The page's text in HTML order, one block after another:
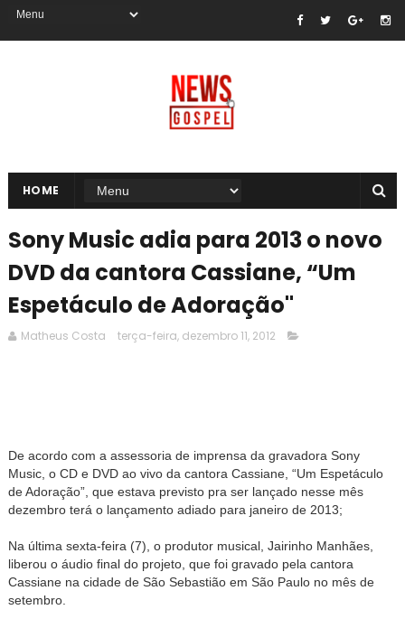
HOME
Sony Music adia para 2013 o novo
DVD da cantora Cassiane, “Um
Espetáculo de Adoração"
Matheus Costa terça-feira, dezembro 11, 2012
De acordo com a assessoria de imprensa da gravadora Sony
Music, o CD e DVD ao vivo da cantora Cassiane, “Um Espetáculo
de Adoração”, que estava previsto pra ser lançado nesse mês
dezembro terá o lançamento adiado para janeiro de 2013;
Na última sexta-feira (7), o produtor musical, Jairinho Manhães,
liberou o áudio final do projeto, que foi gravado pela cantora
Cassiane na cidade de São Sebastião em São Paulo no mês de
setembro.